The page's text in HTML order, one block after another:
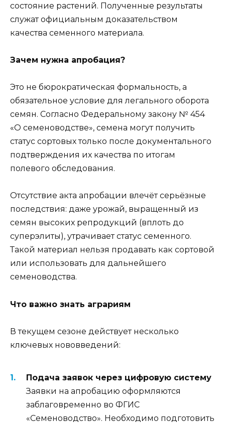
состояние растений. Полученные результаты
служат официальным доказательством
качества семенного материала.
Зачем нужна апробация?
Это не бюрократическая формальность, а
обязательное условие для легального оборота
семян. Согласно Федеральному закону № 454
«О семеноводстве», семена могут получить
статус сортовых только после документального
подтверждения их качества по итогам
полевого обследования.
Отсутствие акта апробации влечёт серьёзные
последствия: даже урожай, выращенный из
семян высоких репродукций (вплоть до
суперэлиты), утрачивает статус семенного.
Такой материал нельзя продавать как сортовой
или использовать для дальнейшего
семеноводства.
Что важно знать аграриям
В текущем сезоне действует несколько
ключевых нововведений:
Подача заявок через цифровую систему
Заявки на апробацию оформляются
заблаговременно во ФГИС
«Семеноводство». Необходимо подготовить